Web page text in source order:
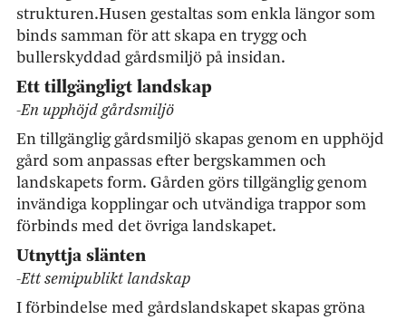
strukturen.Husen gestaltas som enkla längor som
binds samman för att skapa en trygg och
bullerskyddad gårdsmiljö på insidan.
Ett tillgängligt landskap
-En upphöjd gårdsmiljö
En tillgänglig gårdsmiljö skapas genom en upphöjd
gård som anpassas efter bergskammen och
landskapets form. Gården görs tillgänglig genom
invändiga kopplingar och utvändiga trappor som
förbinds med det övriga landskapet.
Utnyttja slänten
-Ett semipublikt landskap
I förbindelse med gårdslandskapet skapas gröna